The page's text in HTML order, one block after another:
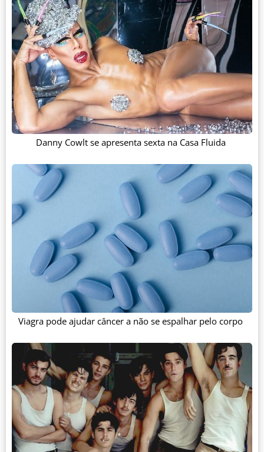
Danny Cowlt se apresenta sexta na Casa Fluida
Viagra pode ajudar câncer a não se espalhar pelo corpo